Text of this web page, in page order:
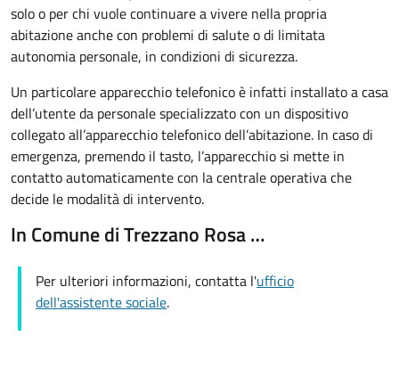
solo o per chi vuole continuare a vivere nella propria
abitazione anche con problemi di salute o di limitata
autonomia personale, in condizioni di sicurezza.
Un particolare apparecchio telefonico è infatti installato a casa
dell’utente da personale specializzato con un dispositivo
collegato all’apparecchio telefonico dell’abitazione. In caso di
emergenza, premendo il tasto, l’apparecchio si mette in
contatto automaticamente con la centrale operativa che
decide le modalità di intervento.
In Comune di Trezzano Rosa …
Per ulteriori informazioni, contatta l'ufficio
dell'assistente sociale.